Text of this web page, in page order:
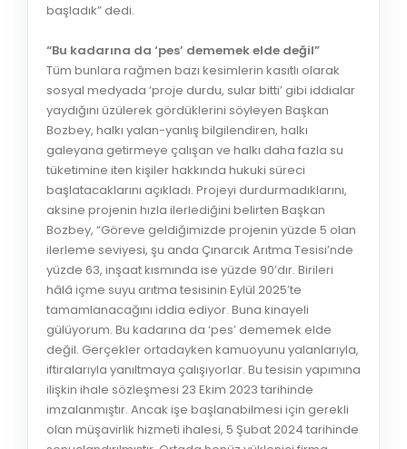
başladık” dedi.
“Bu kadarına da ‘pes’ dememek elde değil”
Tüm bunlara rağmen bazı kesimlerin kasıtlı olarak
sosyal medyada ‘proje durdu, sular bitti’ gibi iddialar
yaydığını üzülerek gördüklerini söyleyen Başkan
Bozbey, halkı yalan-yanlış bilgilendiren, halkı
galeyana getirmeye çalışan ve halkı daha fazla su
tüketimine iten kişiler hakkında hukuki süreci
başlatacaklarını açıkladı. Projeyi durdurmadıklarını,
aksine projenin hızla ilerlediğini belirten Başkan
Bozbey, “Göreve geldiğimizde projenin yüzde 5 olan
ilerleme seviyesi, şu anda Çınarcık Arıtma Tesisi’nde
yüzde 63, inşaat kısmında ise yüzde 90’dır. Birileri
hâlâ içme suyu arıtma tesisinin Eylül 2025’te
tamamlanacağını iddia ediyor. Buna kinayeli
gülüyorum. Bu kadarına da ‘pes’ dememek elde
değil. Gerçekler ortadayken kamuoyunu yalanlarıyla,
iftiralarıyla yanıltmaya çalışıyorlar. Bu tesisin yapımına
ilişkin ihale sözleşmesi 23 Ekim 2023 tarihinde
imzalanmıştır. Ancak işe başlanabilmesi için gerekli
olan müşavirlik hizmeti ihalesi, 5 Şubat 2024 tarihinde